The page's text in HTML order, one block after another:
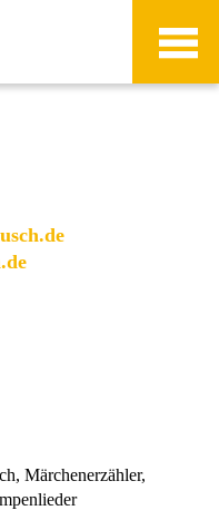
der
Märchenerzähler,